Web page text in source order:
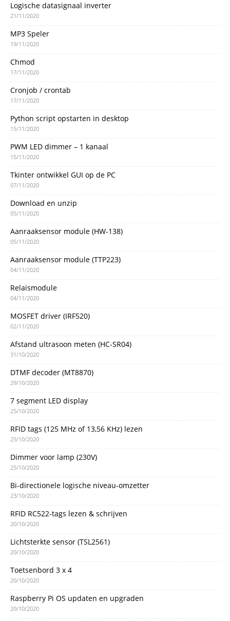
Logische datasignaal inverter
21/11/2020
MP3 Speler
19/11/2020
Chmod
17/11/2020
Cronjob / crontab
17/11/2020
Python script opstarten in desktop
15/11/2020
PWM LED dimmer – 1 kanaal
15/11/2020
Tkinter ontwikkel GUI op de PC
07/11/2020
Download en unzip
05/11/2020
Aanraaksensor module (HW-138)
05/11/2020
Aanraaksensor module (TTP223)
04/11/2020
Relaismodule
04/11/2020
MOSFET driver (IRF520)
02/11/2020
Afstand ultrasoon meten (HC-SR04)
31/10/2020
DTMF decoder (MT8870)
29/10/2020
7 segment LED display
25/10/2020
RFID tags (125 MHz of 13,56 KHz) lezen
25/10/2020
Dimmer voor lamp (230V)
25/10/2020
Bi-directionele logische niveau-omzetter
23/10/2020
RFID RC522-tags lezen & schrijven
20/10/2020
Lichtsterkte sensor (TSL2561)
20/10/2020
Toetsenbord 3 x 4
20/10/2020
Raspberry Pi OS updaten en upgraden
20/10/2020